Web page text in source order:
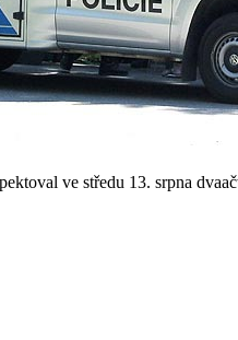
ve středu 13. srpna